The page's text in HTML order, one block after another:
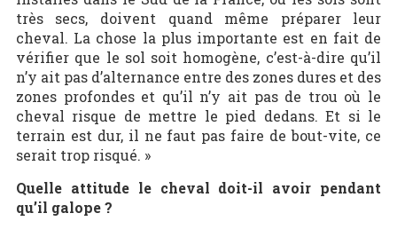
très secs, doivent quand même préparer leur
cheval. La chose la plus importante est en fait de
vérifier que le sol soit homogène, c’est-à-dire qu’il
n’y ait pas d’alternance entre des zones dures et des
zones profondes et qu’il n’y ait pas de trou où le
cheval risque de mettre le pied dedans. Et si le
terrain est dur, il ne faut pas faire de bout-vite, ce
serait trop risqué. »
Quelle attitude le cheval doit-il avoir pendant
qu’il galope ?